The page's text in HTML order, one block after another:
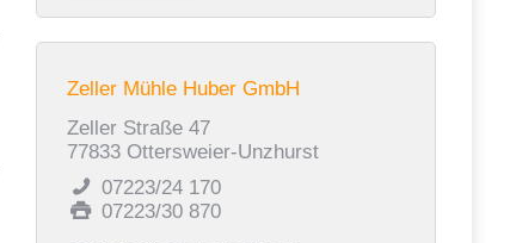
Zeller Mühle Huber GmbH
Zeller Straße 47
77833 Ottersweier-Unzhurst
07223/24 170
07223/30 870